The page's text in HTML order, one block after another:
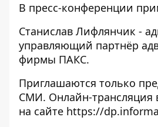
В пресс-конференции
Станислав Лифлянчик -
управляющий партнёр
фирмы ПАКС.
Приглашаются только
СМИ. Онлайн-трансляция
на сайте https://